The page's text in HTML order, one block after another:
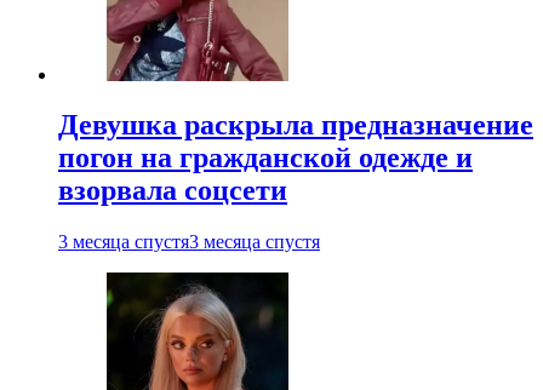
Девушка раскрыла предназначение
погон на гражданской одежде и
взорвала соцсети
3 месяца спустя3 месяца спустя